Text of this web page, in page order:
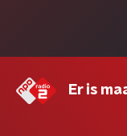
Er is